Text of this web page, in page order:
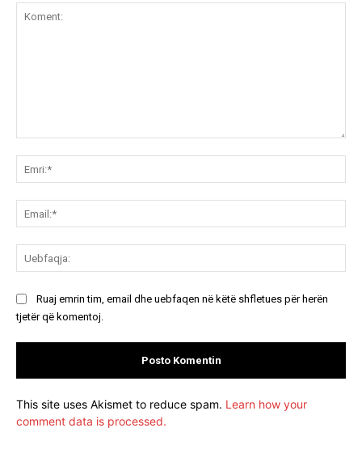
Ruaj emrin tim, email dhe uebfaqen në këtë shfletues për herën
tjetër që komentoj.
This site uses Akismet to reduce spam. Learn how your
comment data is processed.